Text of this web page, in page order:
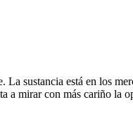
sustancia está en los
a mirar con más cariño la